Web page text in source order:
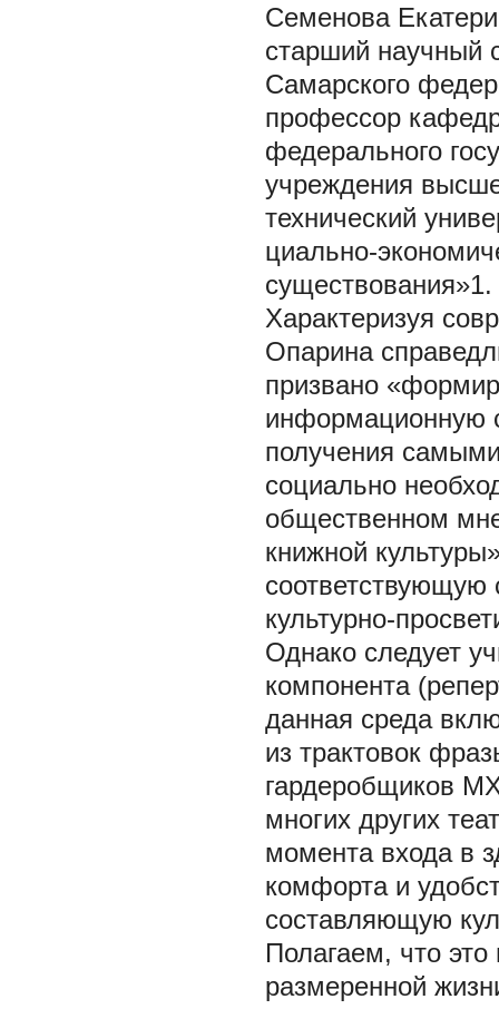
Семенова
старший научный
Самарского
профессор
федерального
учреждения
технический
циально-
существования»1.
Характеризуя
Опарина
призвано
информационную
получения
социально
общественном
книжной
соответствующую
культурно-
Однако следует
компонента
данная среда
из трактовок
гардеробщиков
многих других
момента входа в
комфорта и
составляющую
Полагаем, что
размеренной